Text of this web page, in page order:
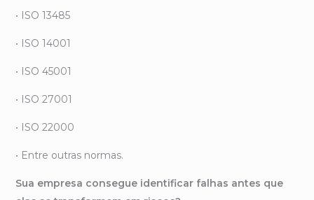
• ISO 13485
• ISO 14001
• ISO 45001
• ISO 27001
• ISO 22000
• Entre outras normas.
Sua empresa consegue identificar falhas antes que